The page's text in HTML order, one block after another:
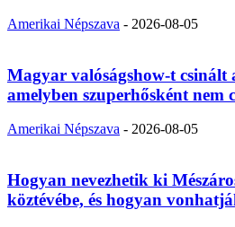
Amerikai Népszava - 2026-08-05
Magyar valóságshow-t csinált
amelyben szuperhősként nem
Amerikai Népszava - 2026-08-05
Hogyan nevezhetik ki
köztévébe, és hogyan